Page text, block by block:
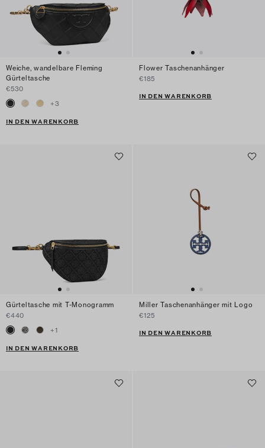
Weiche, wandelbare Fleming
Gürteltasche
€530
+3
IN DEN WARENKORB
Flower Taschenanhänger
€185
IN DEN WARENKORB
Gürteltasche mit T-Monogramm
€440
+1
IN DEN WARENKORB
Miller Taschenanhänger mit Logo
€125
IN DEN WARENKORB